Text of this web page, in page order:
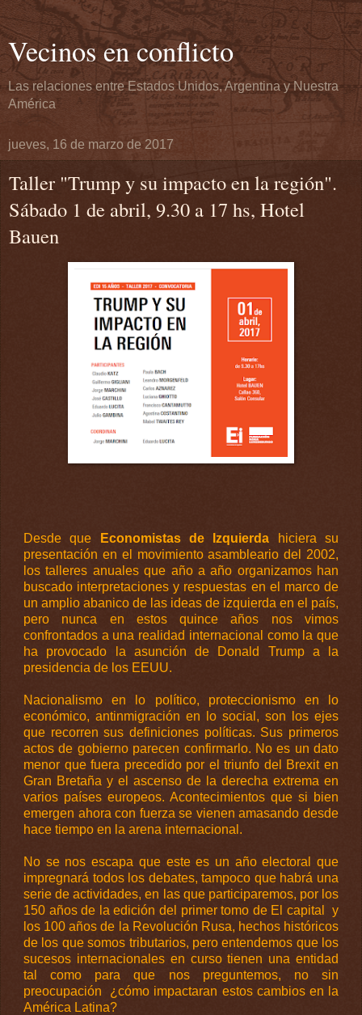
Vecinos en conflicto
Las relaciones entre Estados Unidos, Argentina y Nuestra
América
jueves, 16 de marzo de 2017
Taller "Trump y su impacto en la región".
Sábado 1 de abril, 9.30 a 17 hs, Hotel
Bauen
Desde que Economistas de Izquierda hiciera su
presentación en el movimiento asambleario del 2002,
los talleres anuales que año a año organizamos han
buscado interpretaciones y respuestas en el marco de
un amplio abanico de las ideas de izquierda en el país,
pero nunca en estos quince años nos vimos
confrontados a una realidad internacional como la que
ha provocado la asunción de Donald Trump a la
presidencia de los EEUU.
Nacionalismo en lo político, proteccionismo en lo
económico, antinmigración en lo social, son los ejes
que recorren sus definiciones políticas. Sus primeros
actos de gobierno parecen confirmarlo. No es un dato
menor que fuera precedido por el triunfo del Brexit en
Gran Bretaña y el ascenso de la derecha extrema en
varios países europeos. Acontecimientos que si bien
emergen ahora con fuerza se vienen amasando desde
hace tiempo en la arena internacional.
No se nos escapa que este es un año electoral que
impregnará todos los debates, tampoco que habrá una
serie de actividades, en las que participaremos, por los
150 años de la edición del primer tomo de El capital y
los 100 años de la Revolución Rusa, hechos históricos
de los que somos tributarios, pero entendemos que los
sucesos internacionales en curso tienen una entidad
tal como para que nos preguntemos, no sin
preocupación ¿cómo impactaran estos cambios en la
América Latina?